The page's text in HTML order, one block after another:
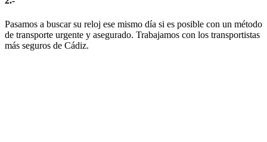
Pasamos a buscar su reloj ese mismo día si es posible con un método
de transporte urgente y asegurado. Trabajamos con los transportistas
más seguros de Cádiz.